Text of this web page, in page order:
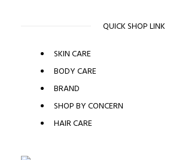
QUICK SHOP LINK
SKIN CARE
BODY CARE
BRAND
SHOP BY CONCERN
HAIR CARE